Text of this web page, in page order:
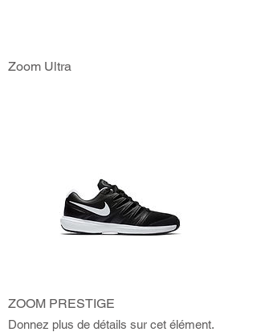
Zoom Ultra
ZOOM PRESTIGE
Donnez plus de détails sur cet élément.